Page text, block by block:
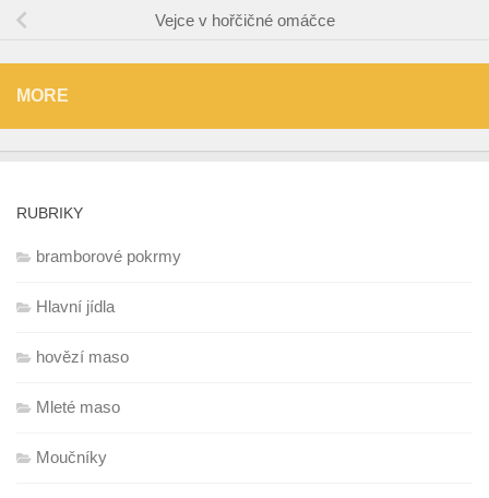
Vejce v hořčičné omáčce
MORE
RUBRIKY
bramborové pokrmy
Hlavní jídla
hovězí maso
Mleté maso
Moučníky